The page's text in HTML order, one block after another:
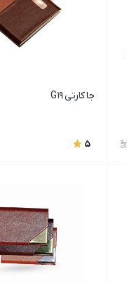
جا کارتی G19
5